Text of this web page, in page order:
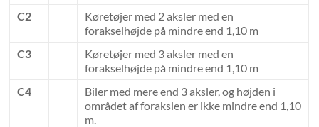
C2
Køretøjer med 2 aksler med en
forakselhøjde på mindre end 1,10 m
C3
Køretøjer med 3 aksler med en
forakselhøjde på mindre end 1,10 m
C4
Biler med mere end 3 aksler, og højden i
området af forakslen er ikke mindre end 1,10
m.